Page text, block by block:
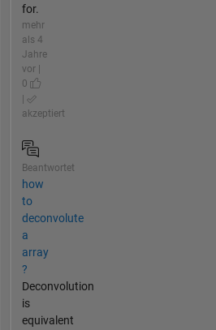
for.
mehr
als 4
Jahre
vor |
0
akzeptiert
Beantwortet
how
to
deconvolute
a
array
?
Deconvolution
is
equivalent